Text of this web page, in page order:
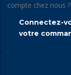
compte chez nous ?
Connectez-
votre
.